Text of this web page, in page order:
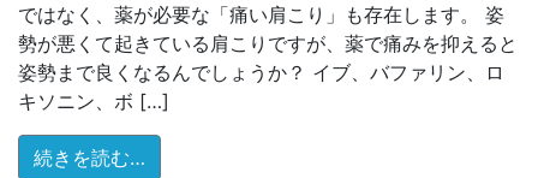
ではなく、薬が必要な「痛い肩こり」も存在します。 姿
勢が悪くて起きている肩こりですが、薬で痛みを抑えると
姿勢まで良くなるんでしょうか？ イブ、バファリン、ロ
キソニン、ボ […]
続きを読む…